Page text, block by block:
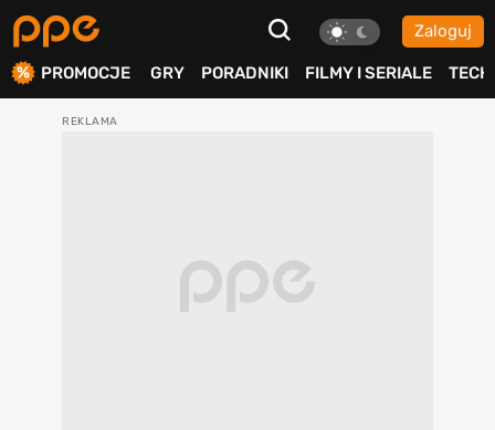
Zaloguj
PROMOCJE GRY PORADNIKI FILMY I SERIALE TECH